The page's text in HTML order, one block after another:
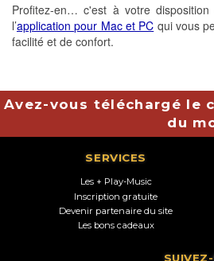
Profitez-en… c'est à votre
l’application pour Mac et PC qui vous
facilité et de confort.
Avez-vous téléchargé le
du
SERVICES
Les + Play-Music
Inscription gratuite
Devenir partenaire du site
Les bons cadeaux